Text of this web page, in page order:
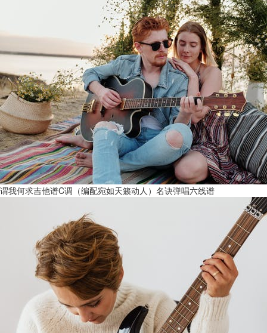
谓我何求吉他谱C调（编配宛如天籁动人）名诀弹唱六线谱